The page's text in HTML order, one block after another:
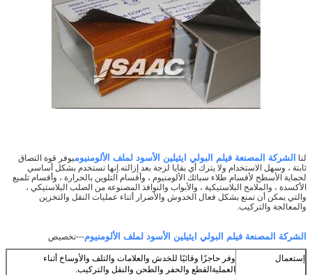
لنا الشركة المصنعة فيلم البولي ايثيلين الأسود لملف الألومنيوميوفر قوة التصاق
ثابتة ، وسهل الاستخدام ولا يترك أي بقايا لزجة بعد إزالته.إنها تستخدم بشكل أساسي
لحماية الأسطح لأقسام طلاء سبائك الألومنيوم ، وأقسام التلوين بالحرارة ، وأقسام تلميع
الأكسدة ، والملامح البلاستيكية ، والأبواب والنوافذ المصنوعة من الصلب البلاستيكي ،
والتي يمكن أن تمنع بشكل فعال الخدوش والأضرار أثناء عمليات النقل والتخزين
والمعالجة والتركيب.
الشركة المصنعة فيلم البولي ايثيلين الأسود لملف الألومنيوم---تخصيص
إستعمال
وفر حاجزًا وقائيًا للخدش والعلامات والتلف والأوساخ أثناء
العمليةالقطع والحفر والطحن والنقل والتركيب.